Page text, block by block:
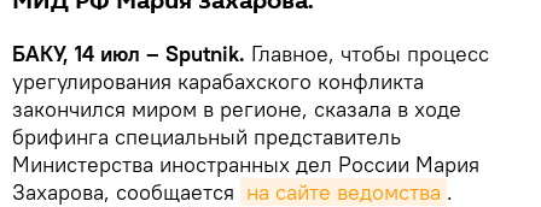
БАКУ, 14 июл – Sputnik. Главное, чтобы процесс
урегулирования карабахского конфликта
закончился миром в регионе, сказала в ходе
брифинга специальный представитель
Министерства иностранных дел России Мария
Захарова, сообщается на сайте ведомства .